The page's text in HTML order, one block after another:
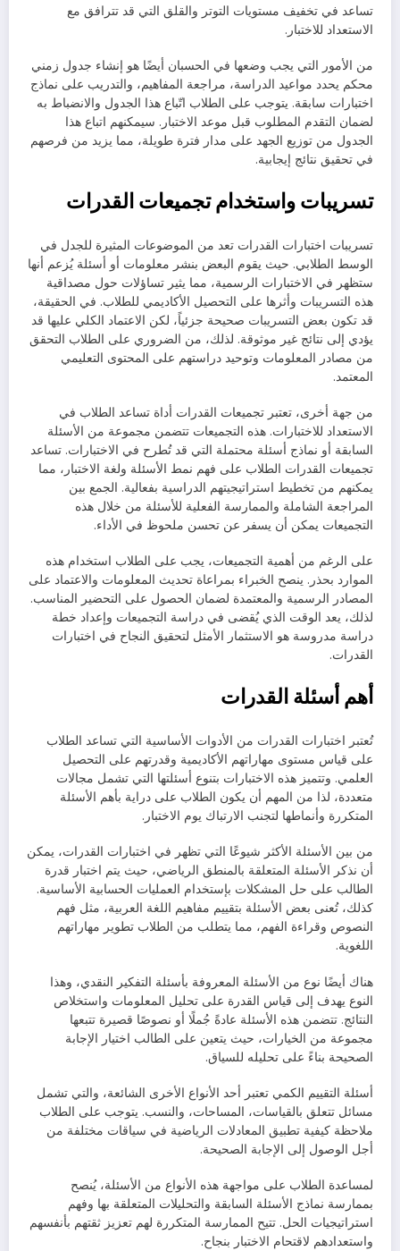
تساعد في تخفيف مستويات التوتر والقلق التي قد تترافق مع
الاستعداد للاختبار.
من الأمور التي يجب وضعها في الحسبان أيضًا هو إنشاء جدول زمني
محكم يحدد مواعيد الدراسة، مراجعة المفاهيم، والتدريب على نماذج
اختبارات سابقة. يتوجب على الطلاب اتّباع هذا الجدول والانضباط به
لضمان التقدم المطلوب قبل موعد الاختبار. سيمكنهم اتباع هذا
الجدول من توزيع الجهد على مدار فترة طويلة، مما يزيد من فرصهم
في تحقيق نتائج إيجابية.
تسريبات واستخدام تجميعات القدرات
تسريبات اختبارات القدرات تعد من الموضوعات المثيرة للجدل في
الوسط الطلابي. حيث يقوم البعض بنشر معلومات أو أسئلة يُزعم أنها
ستظهر في الاختبارات الرسمية، مما يثير تساؤلات حول مصداقية
هذه التسريبات وأثرها على التحصيل الأكاديمي للطلاب. في الحقيقة،
قد تكون بعض التسريبات صحيحة جزئياً، لكن الاعتماد الكلي عليها قد
يؤدي إلى نتائج غير موثوقة. لذلك، من الضروري على الطلاب التحقق
من مصادر المعلومات وتوحيد دراستهم على المحتوى التعليمي
المعتمد.
من جهة أخرى، تعتبر تجميعات القدرات أداة تساعد الطلاب في
الاستعداد للاختبارات. هذه التجميعات تتضمن مجموعة من الأسئلة
السابقة أو نماذج أسئلة محتملة التي قد تُطرح في الاختبارات. تساعد
تجميعات القدرات الطلاب على فهم نمط الأسئلة ولغة الاختبار، مما
يمكنهم من تخطيط استراتيجيتهم الدراسية بفعالية. الجمع بين
المراجعة الشاملة والممارسة الفعلية للأسئلة من خلال هذه
التجميعات يمكن أن يسفر عن تحسن ملحوظ في الأداء.
على الرغم من أهمية التجميعات، يجب على الطلاب استخدام هذه
الموارد بحذر. ينصح الخبراء بمراعاة تحديث المعلومات والاعتماد على
المصادر الرسمية والمعتمدة لضمان الحصول على التحضير المناسب.
لذلك، يعد الوقت الذي يُقضى في دراسة التجميعات وإعداد خطة
دراسة مدروسة هو الاستثمار الأمثل لتحقيق النجاح في اختبارات
القدرات.
أهم أسئلة القدرات
تُعتبر اختبارات القدرات من الأدوات الأساسية التي تساعد الطلاب
على قياس مستوى مهاراتهم الأكاديمية وقدرتهم على التحصيل
العلمي. وتتميز هذه الاختبارات بتنوع أسئلتها التي تشمل مجالات
متعددة، لذا من المهم أن يكون الطلاب على دراية بأهم الأسئلة
المتكررة وأنماطها لتجنب الارتباك يوم الاختبار.
من بين الأسئلة الأكثر شيوعًا التي تظهر في اختبارات القدرات، يمكن
أن نذكر الأسئلة المتعلقة بالمنطق الرياضي، حيث يتم اختبار قدرة
الطالب على حل المشكلات بإستخدام العمليات الحسابية الأساسية.
كذلك، تُعنى بعض الأسئلة بتقييم مفاهيم اللغة العربية، مثل فهم
النصوص وقراءة الفهم، مما يتطلب من الطلاب تطوير مهاراتهم
اللغوية.
هناك أيضًا نوع من الأسئلة المعروفة بأسئلة التفكير النقدي، وهذا
النوع يهدف إلى قياس القدرة على تحليل المعلومات واستخلاص
النتائج. تتضمن هذه الأسئلة عادةً جُملًا أو نصوصًا قصيرة تتبعها
مجموعة من الخيارات، حيث يتعين على الطالب اختيار الإجابة
الصحيحة بناءً على تحليله للسياق.
أسئلة التقييم الكمي تعتبر أحد الأنواع الأخرى الشائعة، والتي تشمل
مسائل تتعلق بالقياسات، المساحات، والنسب. يتوجب على الطلاب
ملاحظة كيفية تطبيق المعادلات الرياضية في سياقات مختلفة من
أجل الوصول إلى الإجابة الصحيحة.
لمساعدة الطلاب على مواجهة هذه الأنواع من الأسئلة، يُنصح
بممارسة نماذج الأسئلة السابقة والتحليلات المتعلقة بها وفهم
استراتيجيات الحل. تتيح الممارسة المتكررة لهم تعزيز ثقتهم بأنفسهم
واستعدادهم لاقتحام الاختبار بنجاح.